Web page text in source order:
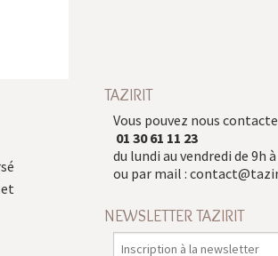
TAZIRIT
Vous pouvez nous
01 30 61 11 23
du lundi au vendredi de 9h
ou par mail :
NEWSLETTER TAZIRIT